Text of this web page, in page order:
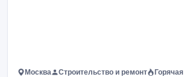
Москва Строительство и ремонт Горячая